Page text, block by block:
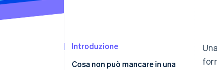
Introduzione
Cosa non può mancare in una
Una